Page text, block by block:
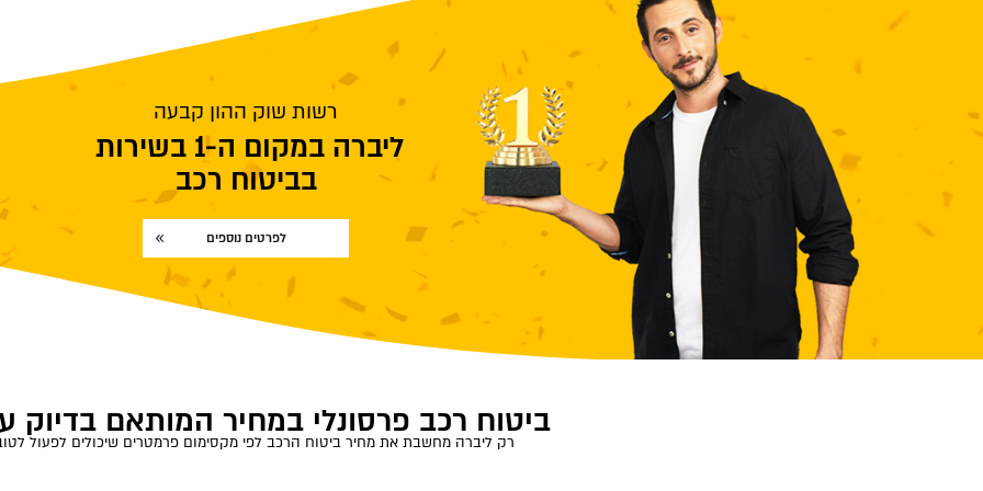
רשות שוק ההון קבעה
ליברה במקום ה-1 בשירות
בביטוח רכב
לפרטים נוספים
ביטוח רכב פרסונלי במחיר המותאם בדיוק
רק ליברה מחשבת את מחיר ביטוח הרכב לפי מקסימום פרמטרים שיכולים לפעול